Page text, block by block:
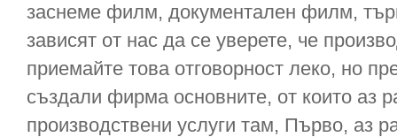
заснеме филм, документален филм,
зависят от нас да се уверете, че
приемайте това отговорност леко, но
създали фирма основните, от които аз
производствени услуги там, Първо, аз